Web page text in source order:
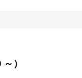
）